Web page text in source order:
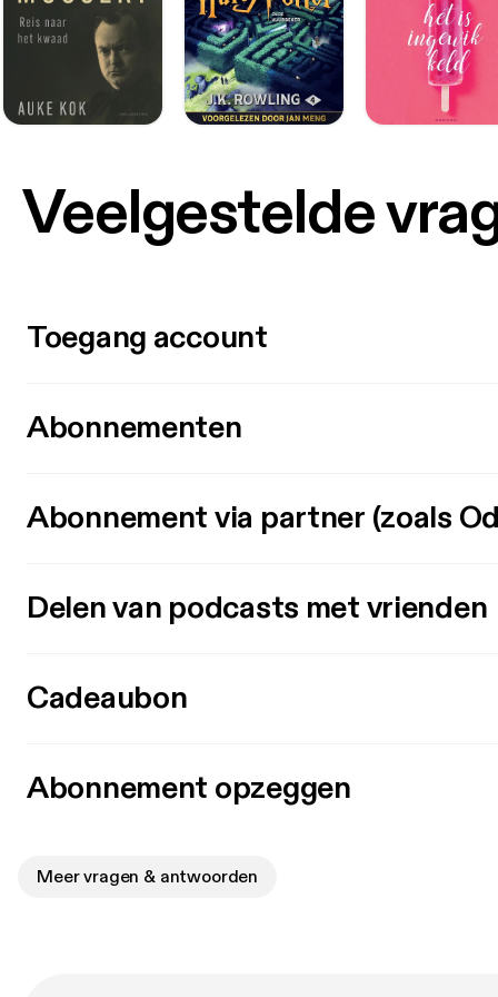
Veelgestelde
Toegang account
Abonnementen
Abonnement via partner (zoals
Delen van podcasts met vrienden
Cadeaubon
Abonnement opzeggen
Meer vragen & antwoorden